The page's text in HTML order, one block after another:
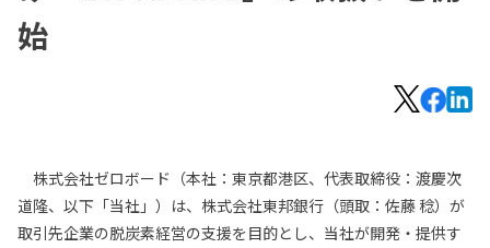
始
株式会社ゼロボード（本社：東京都港区、代表取締役：渡慶次
道隆、以下「当社」）は、株式会社東邦銀行（頭取：佐藤 稔）が
取引先企業の脱炭素経営の支援を目的とし、当社が開発・提供す